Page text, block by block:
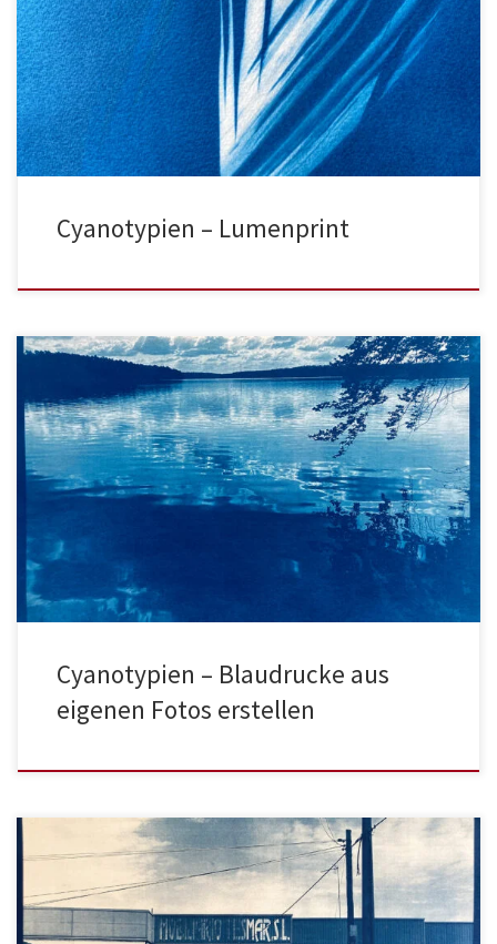
Cyanotypien – Lumenprint
Cyanotypien – Blaudrucke aus
eigenen Fotos erstellen